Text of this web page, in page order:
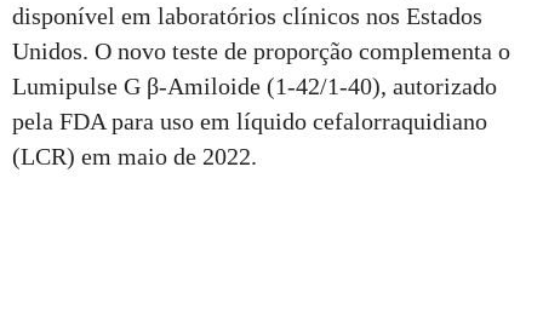
disponível em laboratórios clínicos nos Estados
Unidos. O novo teste de proporção complementa o
Lumipulse G β-Amiloide (1-42/1-40), autorizado
pela FDA para uso em líquido cefalorraquidiano
(LCR) em maio de 2022.